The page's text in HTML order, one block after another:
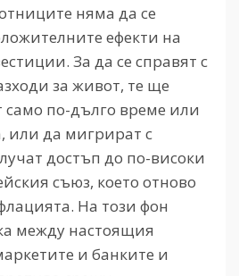
няма да се
ефекти на
За да се справят с
за живот, те ще
само по-дълго време или
или да мигрират с
достъп до по-високи
съюз, което отново
На този фон
между настоящия
и банките и